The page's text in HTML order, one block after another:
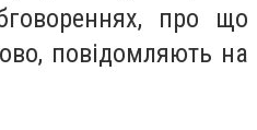
про що
повідомляють на